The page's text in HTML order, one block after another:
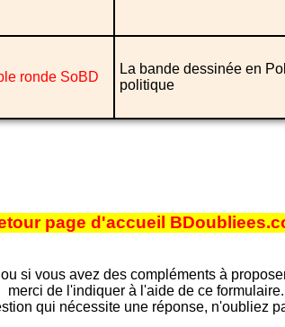
ronde SoBD
La bande dessinée en
politique
page d'accueil
si vous avez des compléments à
merci de l'indiquer à l'aide de ce formulaire.
qui nécessite une réponse, n'oubliez